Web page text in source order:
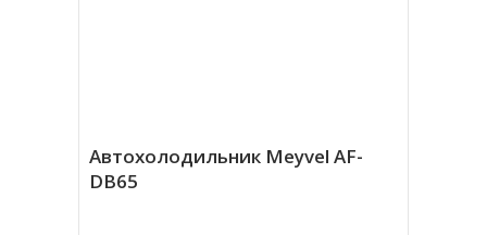
Автохолодильник Meyvel AF-
DB65